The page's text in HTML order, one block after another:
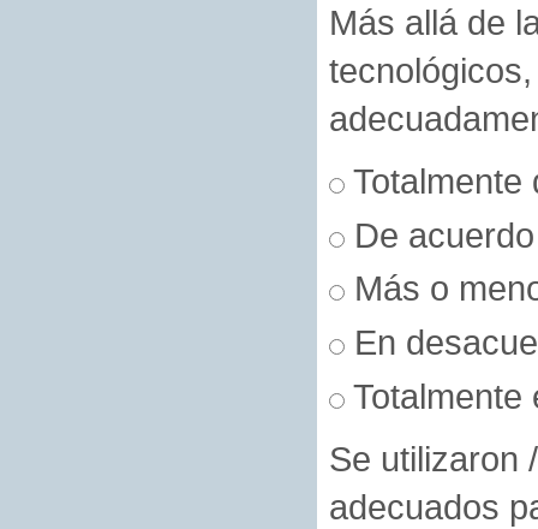
Más allá de
Totalmente
De acuerdo
Más o
En
Totalmente
Se utilizaron
adecuados